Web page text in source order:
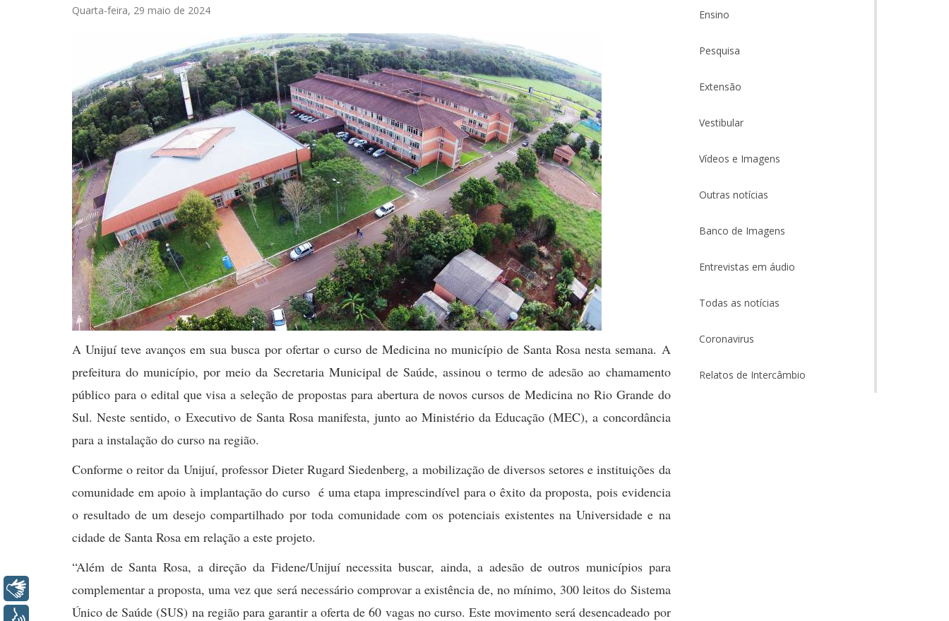
Quarta-feira, 29 maio de 2024
A Unijuí teve avanços em sua busca por ofertar o curso de Medicina no município de Santa Rosa nesta semana. A
prefeitura do município, por meio da Secretaria Municipal de Saúde, assinou o termo de adesão ao chamamento
público para o edital que visa a seleção de propostas para abertura de novos cursos de Medicina no Rio Grande do
Sul. Neste sentido, o Executivo de Santa Rosa manifesta, junto ao Ministério da Educação (MEC), a concordância
para a instalação do curso na região.
Conforme o reitor da Unijuí, professor Dieter Rugard Siedenberg, a mobilização de diversos setores e instituições da
comunidade em apoio à implantação do curso é uma etapa imprescindível para o êxito da proposta, pois evidencia
o resultado de um desejo compartilhado por toda comunidade com os potenciais existentes na Universidade e na
cidade de Santa Rosa em relação a este projeto.
“Além de Santa Rosa, a direção da Fidene/Unijuí necessita buscar, ainda, a adesão de outros municípios para
complementar a proposta, uma vez que será necessário comprovar a existência de, no mínimo, 300 leitos do Sistema
Único de Saúde (SUS) na região para garantir a oferta de 60 vagas no curso. Este movimento será desencadeado por
Ensino
Pesquisa
Extensão
Vestibular
Vídeos e Imagens
Outras notícias
Banco de Imagens
Entrevistas em áudio
Todas as notícias
Coronavirus
Relatos de Intercâmbio
Libras